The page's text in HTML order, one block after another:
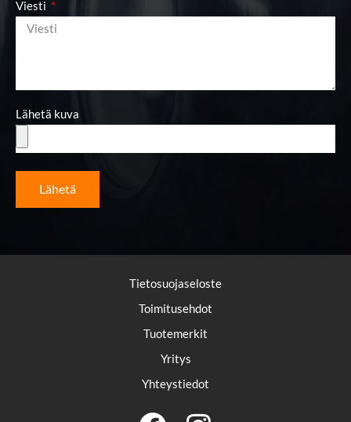
Viesti
Lähetä kuva
Lähetä
Tietosuojaseloste
Toimitusehdot
Tuotemerkit
Yritys
Yhteystiedot